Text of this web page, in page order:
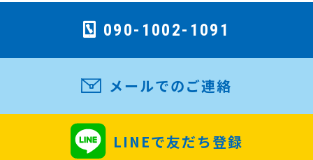
090-1002-1091
メールでのご連絡
LINEで友だち登録